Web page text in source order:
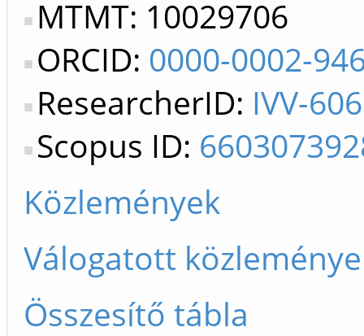
MTMT: 10029706
ORCID: 0000-0002-
ResearcherID: IVV-
Scopus ID:
Közlemények
Válogatott
Összesítő tábla